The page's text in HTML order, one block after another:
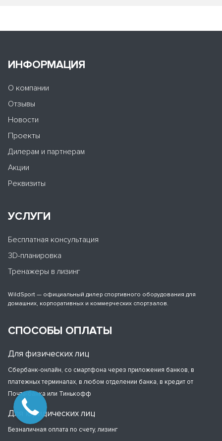
ИНФОРМАЦИЯ
О компании
Отзывы
Новости
Проекты
Дилерам и партнерам
Акции
Реквизиты
УСЛУГИ
Бесплатная консультация
3D-планировка
Тренажеры в лизинг
WildSport — официальный дилер спортивного оборудования для
домашних, корпоративных и коммерческих спортзалов.
СПОСОБЫ ОПЛАТЫ
Для физических лиц
Сбербанк-онлайн, со смартфона через приложения банков, в
платежных терминалах, в любом отделении банка, в кредит от
Почта-банка или Тинькофф
Для юридических лиц
Безналичная оплата по счету, лизинг